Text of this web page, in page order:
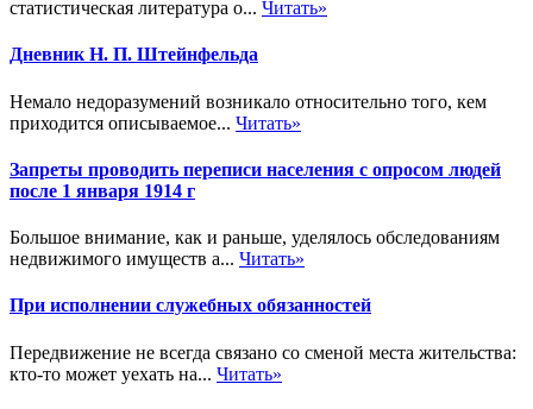
статистическая литература о... Читать»
Дневник Н. П. Штейнфельда
Немало недоразумений возникало относительно того, кем
приходится описываемое... Читать»
Запреты проводить переписи населения с опросом людей
после 1 января 1914 г
Большое внимание, как и раньше, уделялось обследованиям
недвижимого имуществ а... Читать»
При исполнении служебных обязанностей
Передвижение не всегда связано со сменой места жительства:
кто-то может уехать на... Читать»